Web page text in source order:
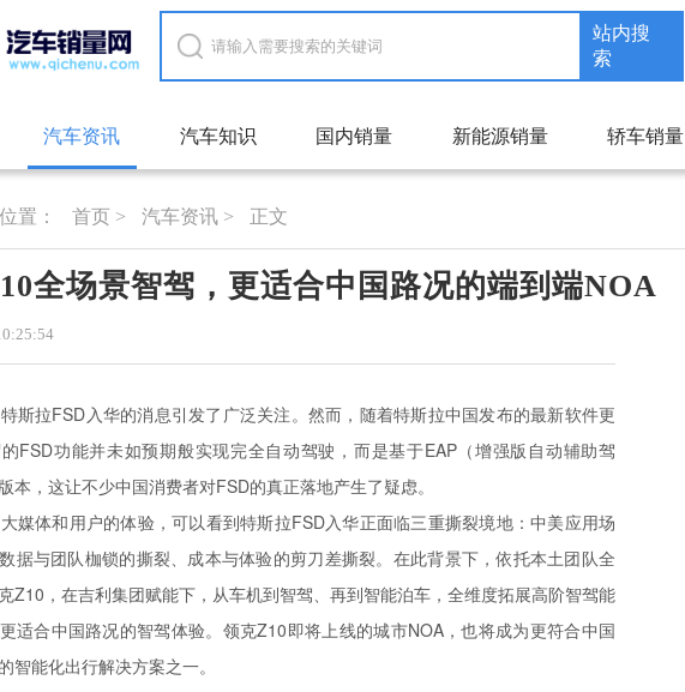
站内搜
索
汽车资讯 汽车知识 国内销量 新能源销量 轿车销量
置： 首页 > 汽车资讯 > 正文
全场景智驾，更适合中国路况的端到端NOA
斯拉FSD入华的消息引发了广泛关注。然而，随着特斯拉中国发布的最新软件更
FSD功能并未如预期般实现完全自动驾驶，而是基于EAP（增强版自动辅助驾
本，这让不少中国消费者对FSD的真正落地产生了疑虑。
媒体和用户的体验，可以看到特斯拉FSD入华正面临三重撕裂境地：中美应用场
据与团队枷锁的撕裂、成本与体验的剪刀差撕裂。在此背景下，依托本土团队全
Z10，在吉利集团赋能下，从车机到智驾、再到智能泊车，全维度拓展高阶智驾能
适合中国路况的智驾体验。领克Z10即将上线的城市NOA，也将成为更符合中国
智能化出行解决方案之一。
A级车销量排名
C级车销量排名
同比增幅排名
汽车厂商排名